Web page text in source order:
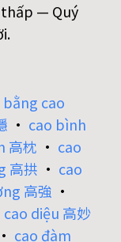
— Quý
bằng cao
• cao bình
高枕 • cao
高拱 • cao
高強 •
cao diệu 高妙
• cao đàm